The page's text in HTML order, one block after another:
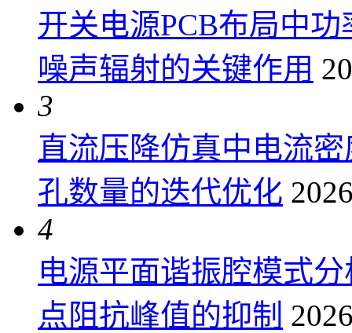
开关电源PCB布局中
噪声辐射的关键作用
3
直流压降仿真中电流
孔数量的迭代优化
4
电源平面谐振腔模式
点阻抗峰值的抑制